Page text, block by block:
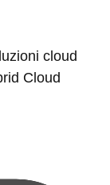
cloud
Cloud